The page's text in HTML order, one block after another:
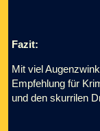
Fazit:
Mit viel
Empfehlung für
und den skurrilen